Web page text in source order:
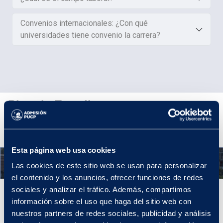
Esta página web usa cookies
Las cookies de este sitio web se usan para personalizar
el contenido y los anuncios, ofrecer funciones de redes
sociales y analizar el tráfico. Además, compartimos
información sobre el uso que haga del sitio web con
nuestros partners de redes sociales, publicidad y análisis
Convenios internacionales: ¿Con qué
universidades tiene convenio la carrera?
Plan de Estudios
Año 1
Los Estudios Generales son la mejor introducción a la experiencia